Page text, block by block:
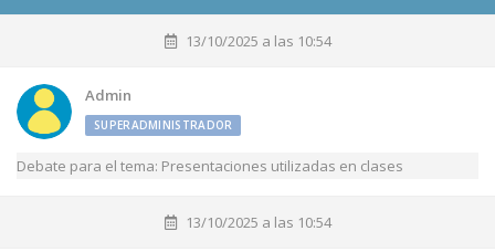
13/10/2025 a las 10:54
Admin
SUPERADMINISTRADOR
Debate para el tema: Presentaciones utilizadas en clases
13/10/2025 a las 10:54